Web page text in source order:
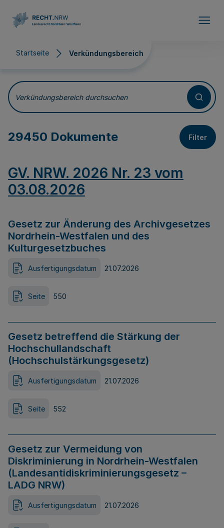
Startseite Verkündungsbereich
Verkündungsbereich
Verkündungsbereich durchsuchen
29450 Dokumente Filter
GV. NRW. 2026 Nr. 23 vom
03.08.2026
Gesetz zur Änderung des Archivgesetzes
Nordrhein-Westfalen und des
Kulturgesetzbuches
Ausfertigungsdatum 21.07.2026
Seite 550
Gesetz betreffend die Stärkung der
Hochschullandschaft
(Hochschulstärkungsgesetz)
Ausfertigungsdatum 21.07.2026
Seite 552
Gesetz zur Vermeidung von
Diskriminierung in Nordrhein-Westfalen
(Landesantidiskriminierungsgesetz –
LADG NRW)
Ausfertigungsdatum 21.07.2026